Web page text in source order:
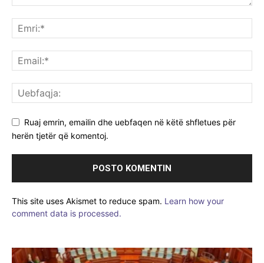
Ruaj emrin, emailin dhe uebfaqen në këtë shfletues për
herën tjetër që komentoj.
This site uses Akismet to reduce spam. Learn how your
comment data is processed.